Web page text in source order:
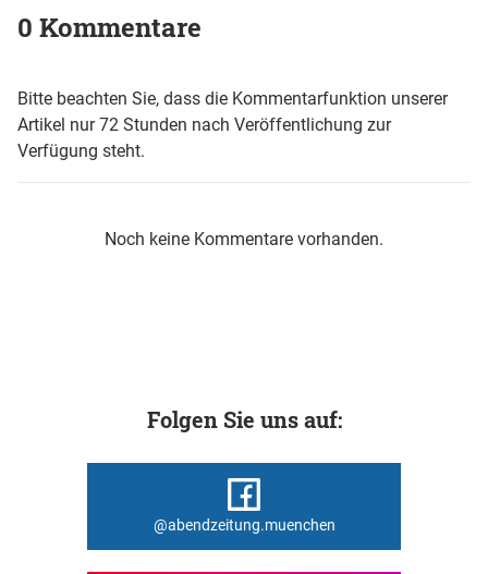
0 Kommentare
Bitte beachten Sie, dass die Kommentarfunktion unserer
Artikel nur 72 Stunden nach Veröffentlichung zur
Verfügung steht.
Noch keine Kommentare vorhanden.
Folgen Sie uns auf:
@abendzeitung.muenchen